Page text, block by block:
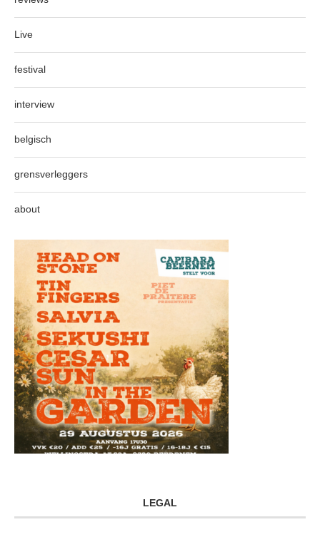
Live
festival
interview
belgisch
grensverleggers
about
LEGAL